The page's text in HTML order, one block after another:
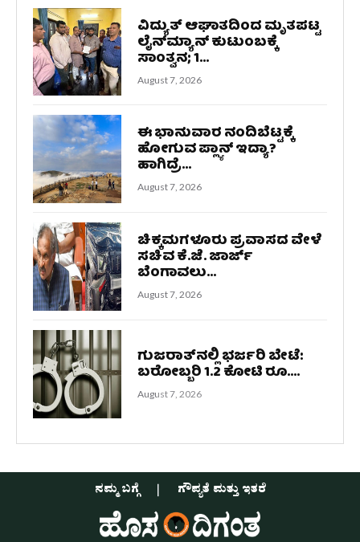
ವಿದ್ಯುತ್ ಆಘಾತದಿಂದ ಮೃತಪಟ್ಟ
ಲೈನ್‌ಮ್ಯಾನ್ ಕುಟುಂಬಕ್ಕೆ
ಸಾಂತ್ವನ; 1...
August 7, 2026
ಈ ಭಾನುವಾರ ನಂದಿಬೆಟ್ಟಕ್ಕೆ
ಹೋಗುವ ಪ್ಲ್ಯಾನ್ ಇದ್ಯಾ?
ಹಾಗಿದ್ರೆ...
August 7, 2026
ಚಿಕ್ಕಮಗಳೂರು ಪ್ರವಾಸದ ವೇಳೆ
ಸಚಿವ ಕೆ.ಜೆ. ಜಾರ್ಜ್
ಬೆಂಗಾವಲು...
August 7, 2026
ಗುಜರಾತ್‌ನಲ್ಲಿ ಭರ್ಜರಿ ಬೇಟೆ:
ಬರೋಬ್ಬರಿ 1.2 ಕೋಟಿ ರೂ....
August 7, 2026
ನಮ್ಮ ಬಗ್ಗೆ ಗೌಪ್ಯತೆ ಮತ್ತು ಇತರೆ